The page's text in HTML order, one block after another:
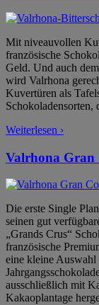
Mit niveauvollen
französische
Geld. Und auch
wird Valrhona
Kuvertüren als
Schokoladensorten,
Weiterlesen ›
Valrhona Gran
Die erste Single
seinen gut
„Grands Crus“
französische
eine kleine Auswahl
ausschließlich mit
Kakaoplantage